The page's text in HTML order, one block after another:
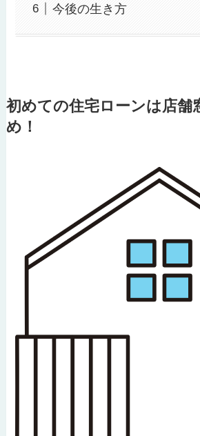
今後の生き方
初めての住宅ローンは店舗
め！